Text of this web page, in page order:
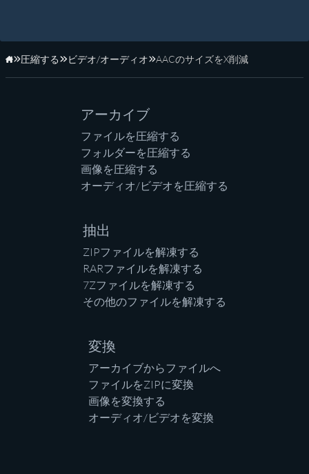
ホーム
圧縮する ビデオ/オーディオ AACのサイズをX削減
アーカイブ
ファイルを圧縮する
フォルダーを圧縮する
画像を圧縮する
オーディオ/ビデオを圧縮する
抽出
ZIPファイルを解凍する
RARファイルを解凍する
7Zファイルを解凍する
その他のファイルを解凍する
変換
アーカイブからファイルへ
ファイルをZIPに変換
画像を変換する
オーディオ/ビデオを変換